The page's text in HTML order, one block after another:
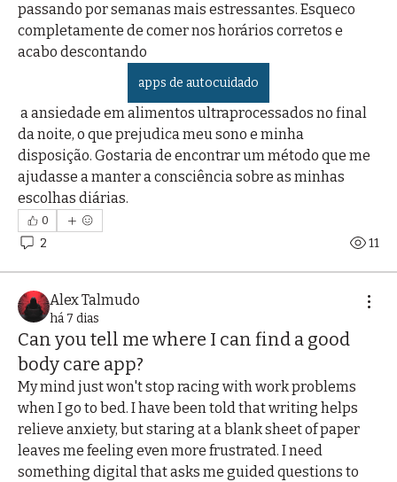
passando por semanas mais estressantes. Esqueco
completamente de comer nos horários corretos e
acabo descontando
apps de autocuidado
da noite, o que prejudica meu sono e minha
disposição. Gostaria de encontrar um método que me
ajudasse a manter a consciência sobre as minhas
escolhas diárias.
0
2 11
Alex Talmudo
há 7 dias
Can you tell me where I can find a good
body care app?
My mind just won't stop racing with work problems
when I go to bed. I have been told that writing helps
relieve anxiety, but staring at a blank sheet of paper
leaves me feeling even more frustrated. I need
something digital that asks me guided questions to